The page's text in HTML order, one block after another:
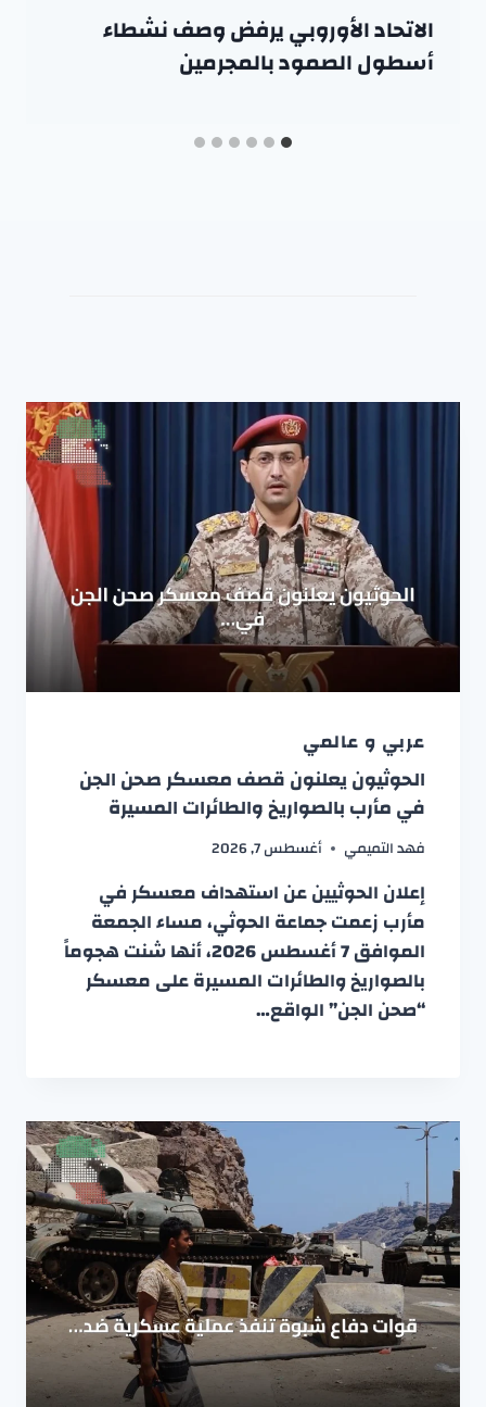
الاتحاد الأوروبي يرفض وصف نشطاء
أسطول الصمود بالمجرمين
عربي و عالمي
الحوثيون يعلنون قصف معسكر صحن الجن
في مأرب بالصواريخ والطائرات المسيرة
فهد التميمي أغسطس 7, 2026
إعلان الحوثيين عن استهداف معسكر في
مأرب زعمت جماعة الحوثي، مساء الجمعة
الموافق 7 أغسطس 2026، أنها شنت هجوماً
بالصواريخ والطائرات المسيرة على معسكر
“صحن الجن” الواقع…